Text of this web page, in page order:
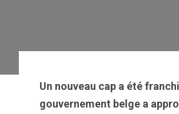
Un nouveau cap a été
gouvernement belge a